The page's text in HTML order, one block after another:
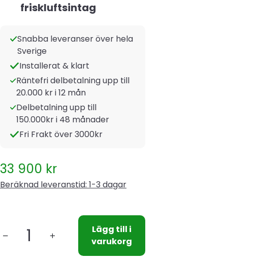
friskluftsintag
Snabba leveranser över hela
Sverige
Installerat & klart
Räntefri delbetalning upp till
20.000 kr i 12 mån
Delbetalning upp till
150.000kr i 48 månader
Fri Frakt över 3000kr
33 900 kr
Beräknad leveranstid: 1-3 dagar
Lägg till i
varukorg